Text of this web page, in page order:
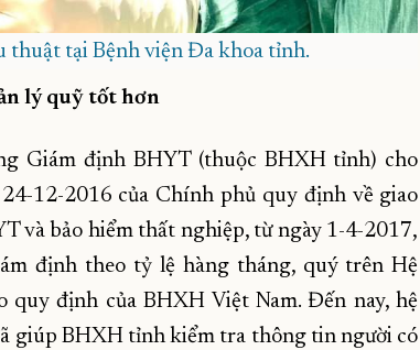
thuật tại Bệnh viện Đa khoa tỉnh.
lý quỹ tốt hơn
Giám định BHYT (thuộc BHXH tỉnh) cho
12-2016 của Chính phủ quy định về giao
và bảo hiểm thất nghiệp, từ ngày 1-4-2017,
định theo tỷ lệ hàng tháng, quý trên Hệ
định của BHXH Việt Nam. Đến nay, hệ
giúp BHXH tỉnh kiểm tra thông tin người có